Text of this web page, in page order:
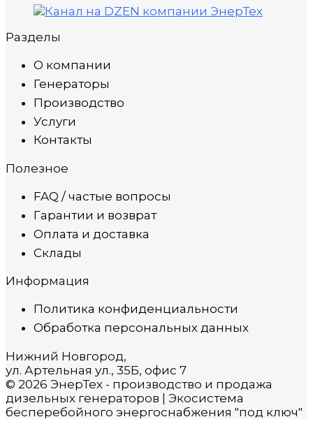
Разделы
О компании
Генераторы
Производство
Услуги
Контакты
Полезное
FAQ / частые вопросы
Гарантии и возврат
Оплата и доставка
Склады
Информация
Политика конфиденциальности
Обработка персональных данных
Нижний Новгород,
ул. Артельная ул., 35Б, офис 7
© 2026 ЭнерТех - производство и продажа
дизельных генераторов | Экосистема
бесперебойного энергоснабжения "под ключ"